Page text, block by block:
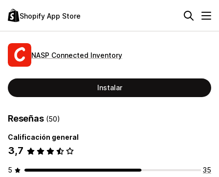
Shopify App Store
NASP Connected Inventory
Instalar
Reseñas (50)
Calificación general
3,7
5
35